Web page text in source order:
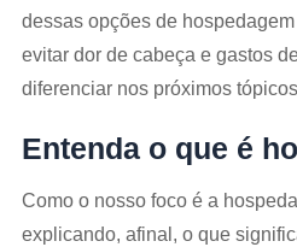
dessas opções de
evitar dor de cabeça e gastos
diferenciar nos próximos
Entenda o que é
Como o nosso foco é a
explicando, afinal, o que